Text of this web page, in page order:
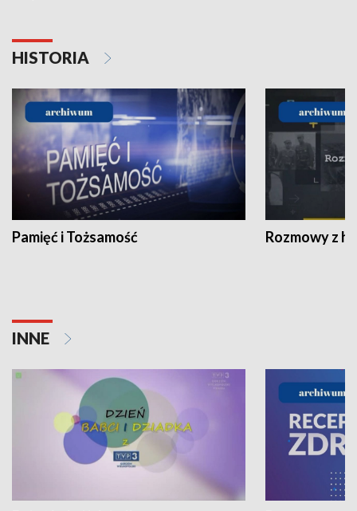
HISTORIA
Pamięć i Tożsamość Rozmowy z
INNE